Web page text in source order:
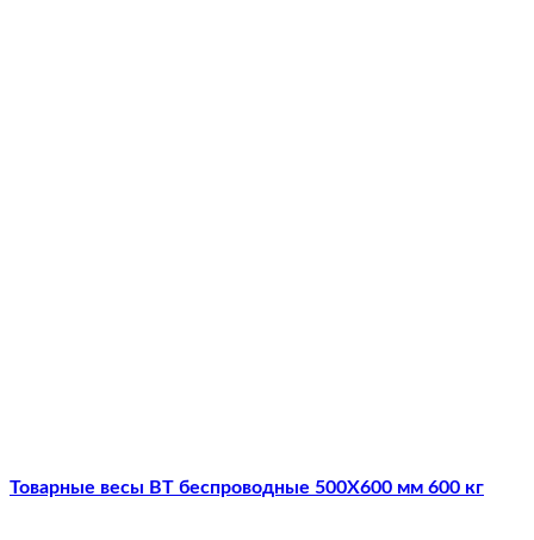
Товарные весы ВТ беспроводные 500Х600 мм 600 кг